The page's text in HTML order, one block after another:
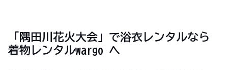
「隅田川花火大会」で浴衣レンタルなら
着物レンタルwargo へ